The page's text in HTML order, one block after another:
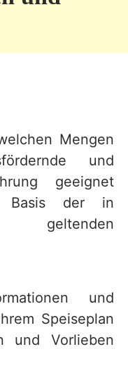
Mengen
und
geeignet
Basis der in
und
Speiseplan
und Vorlieben